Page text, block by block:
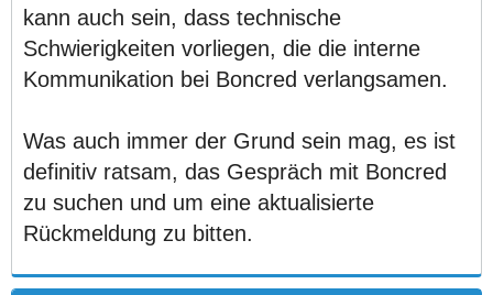
kann auch sein, dass technische
Schwierigkeiten vorliegen, die die interne
Kommunikation bei Boncred verlangsamen.
Was auch immer der Grund sein mag, es ist
definitiv ratsam, das Gespräch mit Boncred
zu suchen und um eine aktualisierte
Rückmeldung zu bitten.